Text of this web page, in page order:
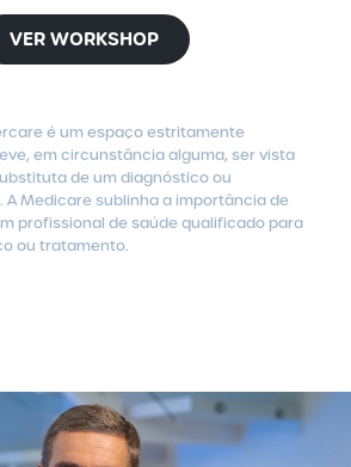
VER WORKSHOP
é um espaço estritamente
em circunstância alguma, ser vista
de um diagnóstico ou
A Medicare sublinha a importância de
profissional de saúde qualificado para
ou tratamento.